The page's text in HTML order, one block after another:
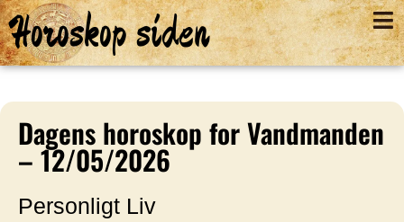
Horoskop siden
Dagens horoskop for Vandmanden
– 12/05/2026
Personligt Liv